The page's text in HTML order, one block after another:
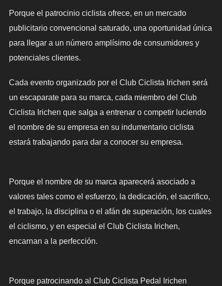
Porque el patrocinio ciclista ofrece, en un mercado
publicitario convencional saturado, una oportunidad única
para llegar a un número amplísimo de consumidores y
potenciales clientes.
Cada evento organizado por el Club Ciclista Irichen será
un escaparate para su marca, cada miembro del Club
Ciclista Irichen que salga a entrenar o competir luciendo
el nombre de su empresa en su indumentario ciclista
estará trabajando para dar a conocer su empresa.
Porque el nombre de su marca aparecerá asociado a
valores tales como el esfuerzo, la dedicación, el sacrifico,
el trabajo, la disciplina o el afán de superación, los cuales
el ciclismo, y en especial el Club Ciclista Irichen,
encarnan a la perfección.
Porque patrocinando al Club Ciclista Pedal Irichen